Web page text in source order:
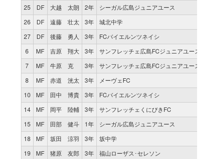
25
DF 大越 太朗 2年 シーガル広島ジュニアユース
26
DF 遠藤 壮太 3年 城北中学
27
DF 後藤 勇人 3年 FCバイエルンツネイシ
6
MF 吉原 翔大 3年 サンフレッチェ広島FCジュニアユース
7
MF 牛原 克 3年 サンフレッチェ広島FCジュニアユース
8
MF 赤道 洸太 3年 メーヴェFC
10
MF 田中 博貴 3年 FCバイエルンツネイシ
14
MF 岡平 陸輔 3年 サンフレッチェくにびきFC
15
MF 田部 健斗 1年 シーガル広島ジュニアユース
18
MF 坂田 涼羽 3年 坂中学
19
MF 猪原 友郎 3年 福山ローザス･セレソン